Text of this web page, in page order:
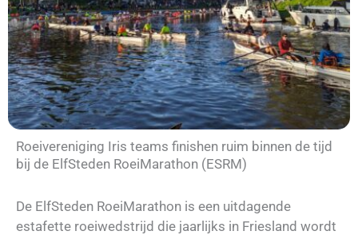
Roeivereniging Iris teams finishen ruim binnen de tijd
bij de ElfSteden RoeiMarathon (ESRM)
De ElfSteden RoeiMarathon is een uitdagende
estafette roeiwedstrijd die jaarlijks in Friesland wordt